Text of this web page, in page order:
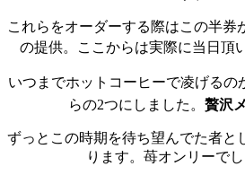
これらをオーダーする際はこの半券
の提供。
ここからは実際に当日頂
いつまでホットコーヒーで凌げるの
らの2つにしました。 贅沢
ずっとこの時期を待ち望んでた者と
ります。苺オンリーで